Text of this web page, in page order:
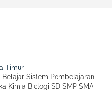
Sistem Pembelajaran
Kimia Biologi SD SMP SMA